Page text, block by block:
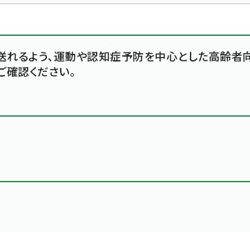
るよう、運動や認知症予防を中心とした高齢者
認ください。